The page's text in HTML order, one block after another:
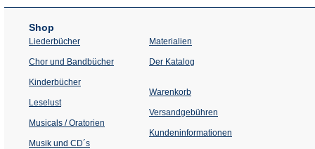
Shop
Liederbücher
Chor und Bandbücher
Kinderbücher
Leselust
Musicals / Oratorien
Musik und CD´s
Materialien
Der Katalog
Warenkorb
Versandgebühren
Kundeninformationen